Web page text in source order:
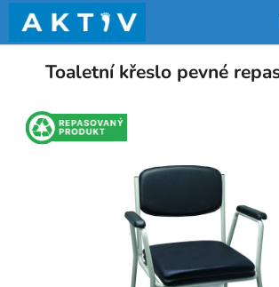
obsah
Toaletní křeslo pevné